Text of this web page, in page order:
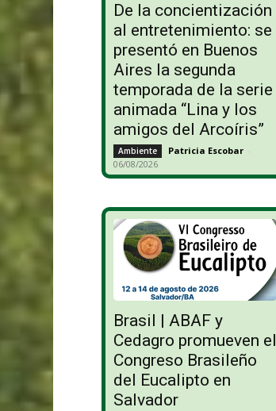
De la concientización
al entretenimiento: se
presentó en Buenos
Aires la segunda
temporada de la serie
animada “Lina y los
amigos del Arcoíris”
Ambiente Patricia Escobar -
06/08/2026
Brasil | ABAF y
Cedagro promueven el
Congreso Brasileño
del Eucalipto en
Salvador